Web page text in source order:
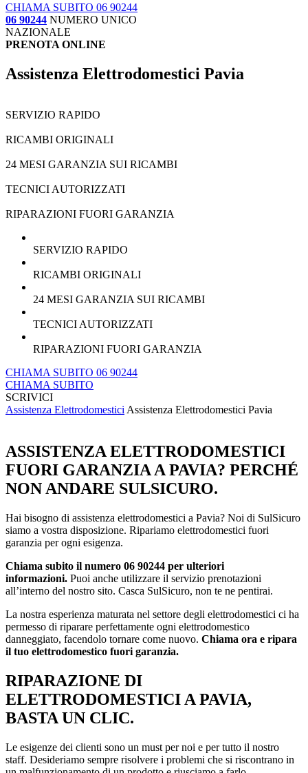
CHIAMA SUBITO 06 90244
06 90244 NUMERO UNICO
NAZIONALE
PRENOTA ONLINE
Assistenza Elettrodomestici Pavia
SERVIZIO RAPIDO
RICAMBI ORIGINALI
24 MESI GARANZIA SUI RICAMBI
TECNICI AUTORIZZATI
RIPARAZIONI FUORI GARANZIA
SERVIZIO RAPIDO
RICAMBI ORIGINALI
24 MESI GARANZIA SUI RICAMBI
TECNICI AUTORIZZATI
RIPARAZIONI FUORI GARANZIA
CHIAMA SUBITO 06 90244
CHIAMA SUBITO
SCRIVICI
Assistenza ElettrodomesticiAssistenza Elettrodomestici Pavia
ASSISTENZA ELETTRODOMESTICI
FUORI GARANZIA A PAVIA? PERCHÉ
NON ANDARE SULSICURO.
Hai bisogno di assistenza elettrodomestici a Pavia? Noi di SulSicuro
siamo a vostra disposizione. Ripariamo elettrodomestici fuori
garanzia per ogni esigenza.
Chiama subito il numero 06 90244 per ulteriori
informazioni. Puoi anche utilizzare il servizio prenotazioni
all’interno del nostro sito. Casca SulSicuro, non te ne pentirai.
La nostra esperienza maturata nel settore degli elettrodomestici ci ha
permesso di riparare perfettamente ogni elettrodomestico
danneggiato, facendolo tornare come nuovo. Chiama ora e ripara
il tuo elettrodomestico fuori garanzia.
RIPARAZIONE DI
ELETTRODOMESTICI A PAVIA,
BASTA UN CLIC.
Le esigenze dei clienti sono un must per noi e per tutto il nostro
staff. Desideriamo sempre risolvere i problemi che si riscontrano in